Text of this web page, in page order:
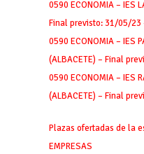
0590 ECONOMIA – IES
Final previsto: 31/05/23
0590 ECONOMIA – IES
(ALBACETE) – Final
0590 ECONOMIA – IES
(ALBACETE) – Final
Plazas ofertadas de la
EMPRESAS